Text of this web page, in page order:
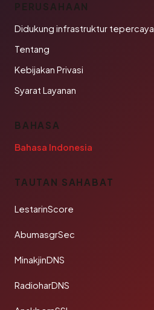
PERUSAHAAN
Didukung infrastruktur tepercaya
Tentang
Kebijakan Privasi
Syarat Layanan
BAHASA
Bahasa Indonesia
TAUTAN SAHABAT
LestarinScore
AbumasgrSec
MinakjinDNS
RadioharDNS